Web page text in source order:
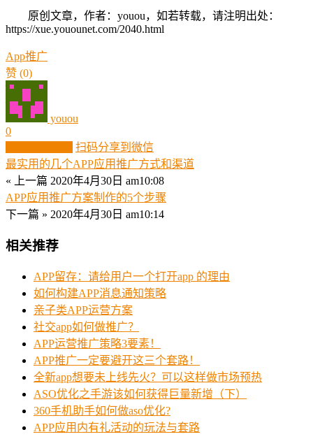
原创文章，作者：youou，如若转载，请注明出处：
https://xue.youounet.com/2040.html
App推广
赞 (0)
youou
0
扫码分享到微信
最实用的几个APP应用推广方式和渠道
« 上一篇 2020年4月30日 am10:08
APP应用推广方案制作的5个步骤
下一篇 » 2020年4月30日 am10:14
相关推荐
APP留存：请给用户一个打开app 的理由
如何构建APP消息通知策略
亲子类APP运营方案
社交app如何做推广？
APP运营推广策略3要素！
APP推广一定要避开这三个套路！
全新app想要未上线先火？可以这样做市场预热
ASO优化之手游该如何获得巨量新增（下）
360手机助手如何做aso优化?
APP应用内有礼活动的玩法与套路